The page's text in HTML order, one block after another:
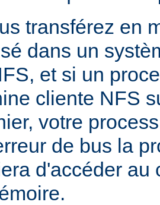
transférez en
dans un
et si un
cliente NFS
votre
de bus la
d'accéder au